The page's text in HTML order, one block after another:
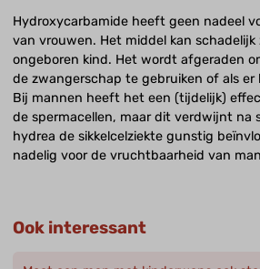
Hydroxycarbamide heeft geen nadeel
van vrouwen. Het middel kan
ongeboren kind. Het wordt afgeraden
de zwangerschap te gebruiken of als er
Bij mannen heeft het een (tijdelijk)
de spermacellen, maar dit verdwijnt na
hydrea de sikkelcelziekte gunstig
nadelig voor de vruchtbaarheid van
Ook interessant